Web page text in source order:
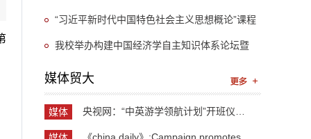
要指示精神
余名英国学生开启“游学中国”旅程
“习近平新时代中国特色社会主义思想概论”课程
“UIBE新思想大讲堂”第九讲开讲
我校举办构建中国经济学自主知识体系论坛暨
《中国开放型经济学》教学研讨会
媒体贸大
媒体